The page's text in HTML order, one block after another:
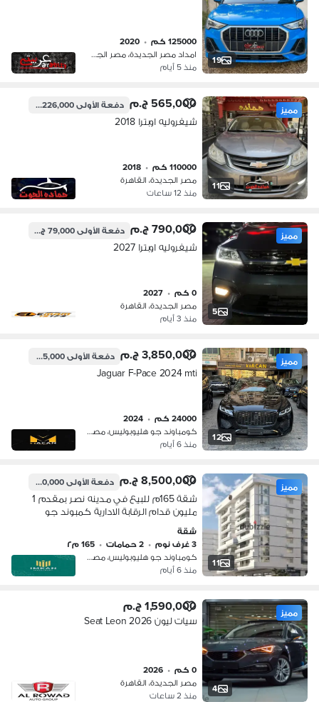
19
125000 كم •
2020
امداد مصر الجديدة، مصر الجديدة
منذ 5 أيام
11
مميز 565,000 ج.م دفعة الأولى226,000 ج.م
شيفروليه اوبترا 2018
110000 كم •
2018
مصر الجديدة، القاهرة
منذ 12 ساعات
5
مميز 790,000 ج.م دفعة الأولى79,000 ج.م
شيفروليه اوبترا 2027
0 كم •
2027
مصر الجديدة، القاهرة
منذ 3 أيام
12
مميز 3,850,000 ج.م دفعة الأولى1,155,000 ج.م
Jaguar F-Pace 2024 mti
24000 كم •
2024
كومباوند جو هليوبوليس، مصر الجديدة
منذ 6 أيام
11
مميز 8,500,000 ج.م دفعة الأولى850,000 ج.م
شقة 165م للبيع في مدينه نصر بمقدم 1
مليون قدام الرقابة الادارية كمبوند جو
هليوبليس
شقة
3 غرف نوم
• 2 حمامات • 165 م٢
كومباوند جو هليوبوليس، مصر الجديدة
منذ 6 أيام
4
مميز 1,590,000 ج.م
سيات ليون 2026 Seat Leon
0 كم •
2026
مصر الجديدة، القاهرة
منذ 2 ساعات